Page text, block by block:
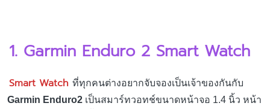
1. Garmin Enduro 2 Smart Watch
Smart Watch ที่ทุกคนต่างอยากจับจองเป็นเจ้าของกันกับ
Garmin Enduro2 เป็นสมาร์ทวอทช์ขนาดหน้าจอ 1.4 นิ้ว หน้า